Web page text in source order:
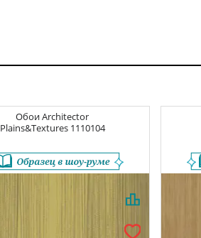
ОбоиArchitector
Plains&Textures 1110104